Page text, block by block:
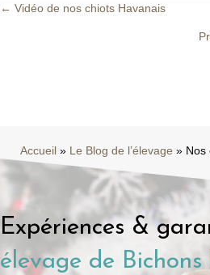
Posts
← Vidéo de nos chiots Havanais
Accueil » Le Blog de l’élevage » Nos
Expériences &
élevage de